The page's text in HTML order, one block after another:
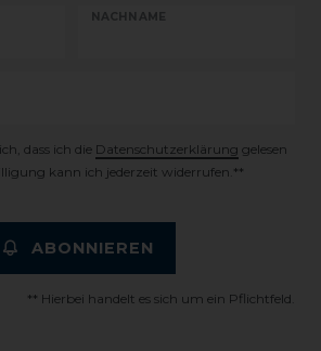
NACHNAME
dass ich die Daten­schutz­erklärung gelesen
kann ich jederzeit widerrufen.**
ABONNIEREN
** Hierbei handelt es sich um ein Pflichtfeld.